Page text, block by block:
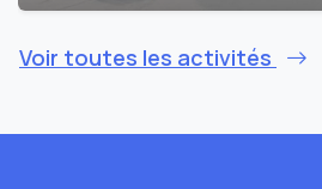
Voir toutes les activités